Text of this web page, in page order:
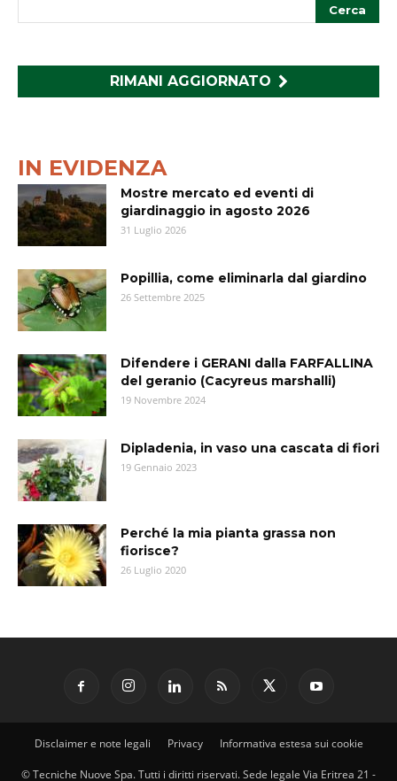
RIMANI AGGIORNATO
IN EVIDENZA
Mostre mercato ed eventi di
giardinaggio in agosto 2026
31 Luglio 2026
Popillia, come eliminarla dal giardino
26 Settembre 2025
Difendere i GERANI dalla FARFALLINA
del geranio (Cacyreus marshalli)
19 Novembre 2024
Dipladenia, in vaso una cascata di fiori
19 Gennaio 2023
Perché la mia pianta grassa non
fiorisce?
26 Luglio 2020
Disclaimer e note legali Privacy Informativa estesa sui cookie
© Tecniche Nuove Spa. Tutti i diritti riservati. Sede legale Via Eritrea 21 -